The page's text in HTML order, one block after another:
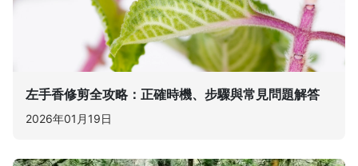
左手香修剪全攻略：正確時機、步驟與常見問題解答
2026年01月19日